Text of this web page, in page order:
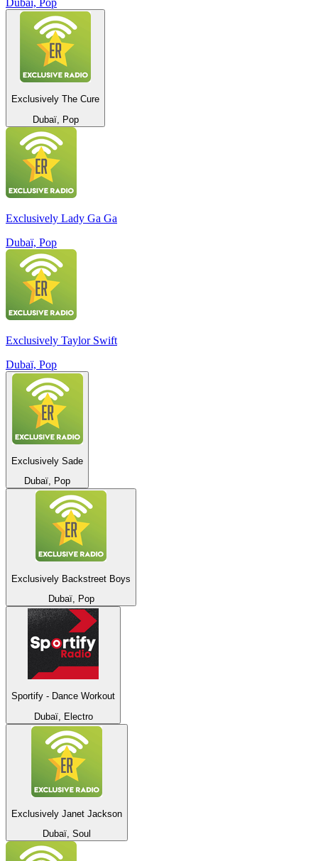
Dubaï, Pop
Exclusively The Cure
Dubaï, Pop
Exclusively Lady Ga Ga
Dubaï, Pop
Exclusively Taylor Swift
Dubaï, Pop
Exclusively Sade
Dubaï, Pop
Exclusively Backstreet Boys
Dubaï, Pop
Sportify - Dance Workout
Dubaï, Electro
Exclusively Janet Jackson
Dubaï, Soul